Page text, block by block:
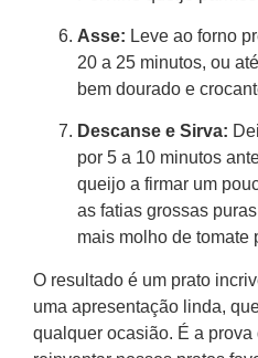
Asse: Leve ao forno
20 a 25 minutos, ou
bem dourado e
Descanse e Sirva:
por 5 a 10 minutos
queijo a firmar um
as fatias grossas
mais molho de tomate
O resultado é um prato
uma apresentação linda,
qualquer ocasião. É a